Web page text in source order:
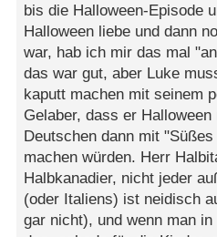
bis die Halloween-Episode
Halloween liebe und dann
war, hab ich mir das mal
das war gut, aber Luke
kaputt machen mit seinem
Gelaber, dass er
Deutschen dann mit
machen würden. Herr
Halbkanadier, nicht jeder
(oder Italiens) ist neidisch
gar nicht), und wenn man